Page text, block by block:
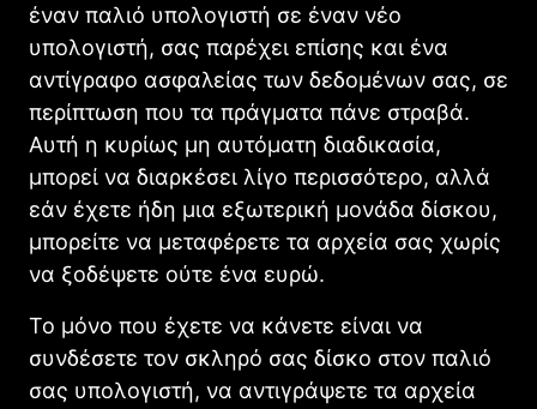
έναν παλιό υπολογιστή σε έναν νέο
υπολογιστή, σας παρέχει επίσης και ένα
αντίγραφο ασφαλείας των δεδομένων σας, σε
περίπτωση που τα πράγματα πάνε στραβά.
Αυτή η κυρίως μη αυτόματη διαδικασία,
μπορεί να διαρκέσει λίγο περισσότερο, αλλά
εάν έχετε ήδη μια εξωτερική μονάδα δίσκου,
μπορείτε να μεταφέρετε τα αρχεία σας χωρίς
να ξοδέψετε ούτε ένα ευρώ.
Το μόνο που έχετε να κάνετε είναι να
συνδέσετε τον σκληρό σας δίσκο στον παλιό
σας υπολογιστή, να αντιγράψετε τα αρχεία